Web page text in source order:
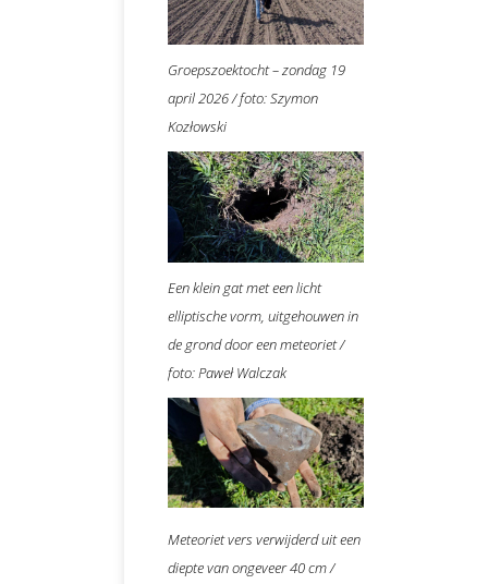
Groepszoektocht – zondag 19
april 2026 / foto: Szymon
Kozłowski
Een klein gat met een licht
elliptische vorm, uitgehouwen in
de grond door een meteoriet /
foto: Paweł Walczak
Meteoriet vers verwijderd uit een
diepte van ongeveer 40 cm /